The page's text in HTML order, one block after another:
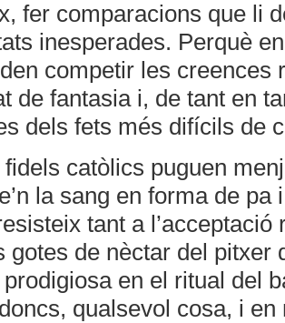
fer comparacions que li
inesperades. Perquè
competir les creences
de fantasia i, de tant en
dels fets més difícils de
catòlics puguen
la sang en forma de
tant a
gotes de nèctar del pitxer
en el ritual del
qualsevol cosa, i